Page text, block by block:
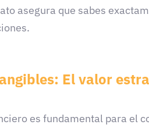
asegura que sabes
El valor
es fundamental para el